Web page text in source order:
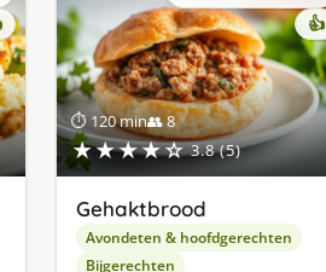
⏱ 120 min👥 8
★★★★☆ 3.8 (5)
👍
Gehaktbrood
Avondeten & hoofdgerechten
Bijgerechten